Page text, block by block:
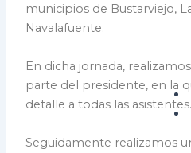
municipios de Bustarviejo,
Navalafuente.
En dicha jornada,
parte del presidente, en la
detalle a todas las asistentes.
Seguidamente realizamos